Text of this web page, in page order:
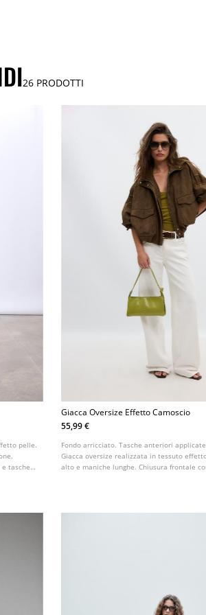
26 PRODOTTI
pelle.
tasche a
Giacca Oversize Effetto Camoscio
55,99 €
Fondo arricciato. Tasche anteriori
Giacca oversize realizzata in tessuto
alto e maniche lunghe. Chiusura frontale